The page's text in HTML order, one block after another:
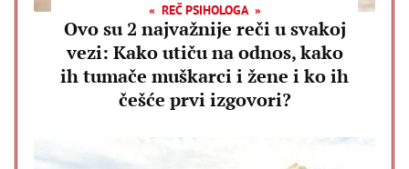
REČ PSIHOLOGA
Ovo su 2 najvažnije reči u svakoj
vezi: Kako utiču na odnos, kako
ih tumače muškarci i žene i ko ih
češće prvi izgovori?